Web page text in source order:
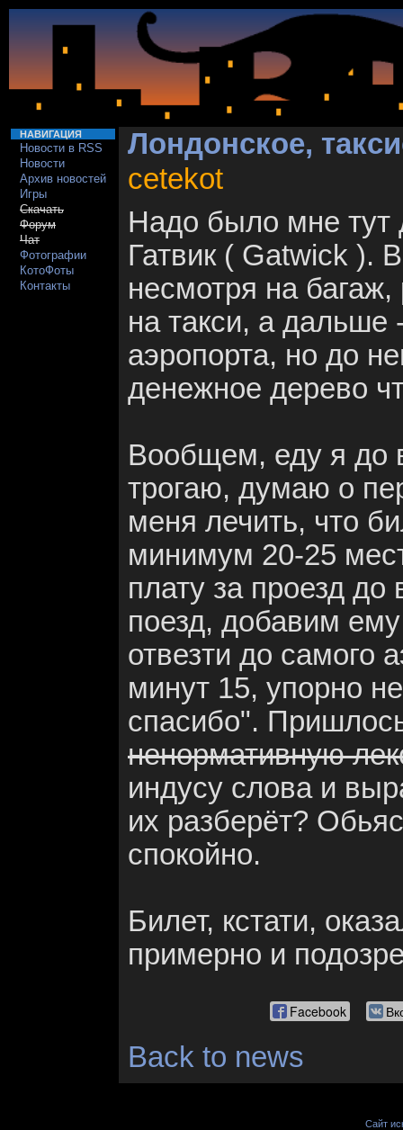
НАВИГАЦИЯ
Новости в RSS
Новости
Архив новостей
Игры
Скачать
Форум
Чат
Фотографии
КотоФоты
Контакты
Лондонское,
cetekot
Надо было мне тут
Гатвик ( Gatwick ).
несмотря на
на такси, а
аэропорта, но до
денежное дерево
Вообщем, еду я до
трогаю, думаю о
меня лечить, что
минимум 20-25
плату за проезд до
поезд, добавим
отвезти до самого
минут 15, упорно
спасибо".
ненормативную
индусу слова и
их разберёт?
спокойно.
Билет, кстати,
примерно и
Facebook
Back to news
Сайт